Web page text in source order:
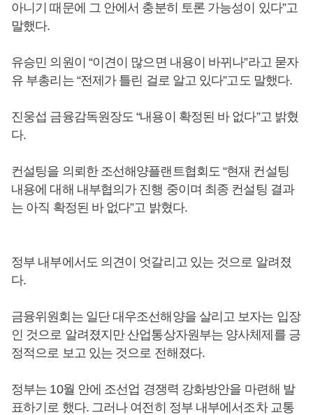
아니기 때문에 그 안에서 충분히 토론 가능성이 있다”고
말했다.
유승민 의원이 “이견이 많으면 내용이 바뀌나”라고 묻자
유 부총리는 “전제가 틀린 걸로 알고 있다”고도 말했다.
진웅섭 금융감독원장도 “내용이 확정된 바 없다”고 밝혔
다.
컨설팅을 의뢰한 조선해양플랜트협회도 “현재 컨설팅
내용에 대해 내부협의가 진행 중이며 최종 컨설팅 결과
는 아직 확정된 바 없다”고 밝혔다.
정부 내부에서도 의견이 엇갈리고 있는 것으로 알려졌
다.
금융위원회는 일단 대우조선해양을 살리고 보자는 입장
인 것으로 알려졌지만 산업통상자원부는 양사체제를 긍
정적으로 보고 있는 것으로 전해졌다.
정부는 10월 안에 조선업 경쟁력 강화방안을 마련해 발
표하기로 했다. 그러나 여전히 정부 내부에서조차 교통